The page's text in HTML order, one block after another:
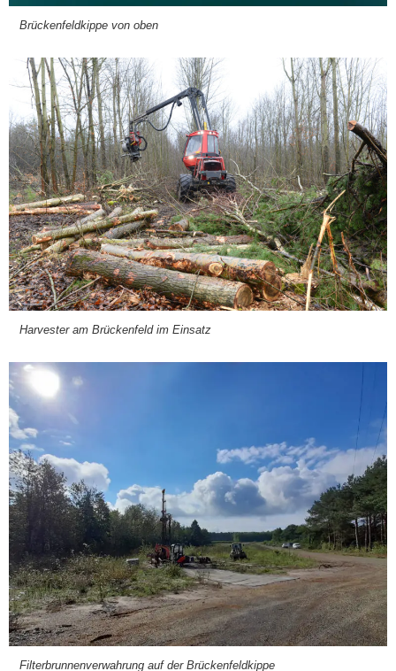
Brü­cken­feld­kip­pe von oben
Har­ves­ter am Brü­cken­feld im Ein­satz
Fil­ter­brun­nen­ver­wah­rung auf der Brü­cken­feld­kip­pe